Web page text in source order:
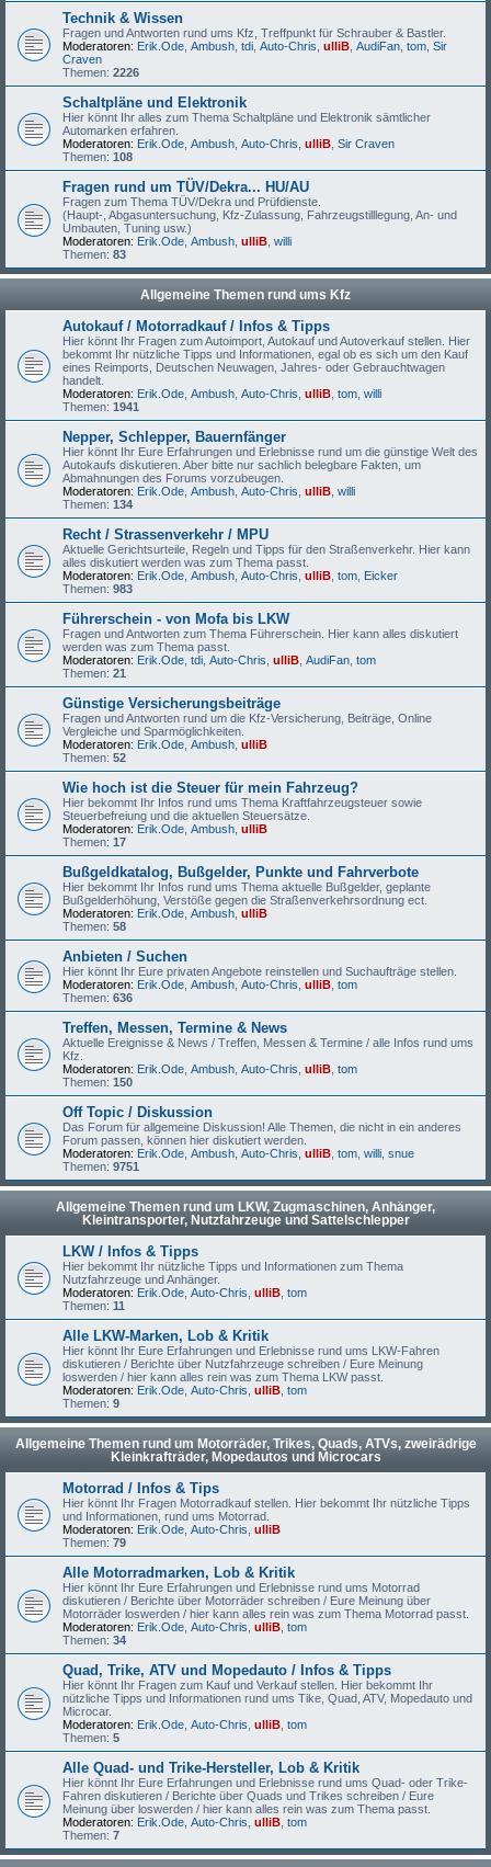
Technik & Wissen
Fragen und Antworten rund ums Kfz, Treffpunkt für Schrauber & Bastler.
Moderatoren: Erik.Ode Ambush tdi Auto-Chris ulliB AudiFan tom Sir
Craven
Themen: 2226
Schaltpläne und Elektronik
Hier könnt Ihr alles zum Thema Schaltpläne und Elektronik sämtlicher
Automarken erfahren.
Moderatoren: Erik.Ode Ambush Auto-Chris ulliB Sir Craven
Themen: 108
Fragen rund um TÜV/Dekra... HU/AU
Fragen zum Thema TÜV/Dekra und Prüfdienste.
(Haupt-, Abgasuntersuchung, Kfz-Zulassung, Fahrzeugstilllegung, An- und
Umbauten, Tuning usw.)
Moderatoren: Erik.Ode Ambush ulliB willi
Themen: 83
Allgemeine Themen rund ums Kfz
Autokauf / Motorradkauf / Infos & Tipps
Hier könnt Ihr Fragen zum Autoimport, Autokauf und Autoverkauf stellen. Hier
bekommt Ihr nützliche Tipps und Informationen, egal ob es sich um den Kauf
eines Reimports, Deutschen Neuwagen, Jahres- oder Gebrauchtwagen
handelt.
Moderatoren: Erik.Ode Ambush Auto-Chris ulliB tom willi
Themen: 1941
Nepper, Schlepper, Bauernfänger
Hier könnt Ihr Eure Erfahrungen und Erlebnisse rund um die günstige Welt des
Autokaufs diskutieren. Aber bitte nur sachlich belegbare Fakten, um
Abmahnungen des Forums vorzubeugen.
Moderatoren: Erik.Ode Ambush Auto-Chris ulliB willi
Themen: 134
Recht / Strassenverkehr / MPU
Aktuelle Gerichtsurteile, Regeln und Tipps für den Straßenverkehr. Hier kann
alles diskutiert werden was zum Thema passt.
Moderatoren: Erik.Ode Ambush Auto-Chris ulliB tom Eicker
Themen: 983
Führerschein - von Mofa bis LKW
Fragen und Antworten zum Thema Führerschein. Hier kann alles diskutiert
werden was zum Thema passt.
Moderatoren: Erik.Ode tdi Auto-Chris ulliB AudiFan tom
Themen: 21
Günstige Versicherungsbeiträge
Fragen und Antworten rund um die Kfz-Versicherung, Beiträge, Online
Vergleiche und Sparmöglichkeiten.
Moderatoren: Erik.Ode Ambush ulliB
Themen: 52
Wie hoch ist die Steuer für mein Fahrzeug?
Hier bekommt Ihr Infos rund ums Thema Kraftfahrzeugsteuer sowie
Steuerbefreiung und die aktuellen Steuersätze.
Moderatoren: Erik.Ode Ambush ulliB
Themen: 17
Bußgeldkatalog, Bußgelder, Punkte und Fahrverbote
Hier bekommt Ihr Infos rund ums Thema aktuelle Bußgelder, geplante
Bußgelderhöhung, Verstöße gegen die Straßenverkehrsordnung ect.
Moderatoren: Erik.Ode Ambush ulliB
Themen: 58
Anbieten / Suchen
Hier könnt Ihr Eure privaten Angebote reinstellen und Suchaufträge stellen.
Moderatoren: Erik.Ode Ambush Auto-Chris ulliB tom
Themen: 636
Treffen, Messen, Termine & News
Aktuelle Ereignisse & News / Treffen, Messen & Termine / alle Infos rund ums
Kfz.
Moderatoren: Erik.Ode Ambush Auto-Chris ulliB tom
Themen: 150
Off Topic / Diskussion
Das Forum für allgemeine Diskussion! Alle Themen, die nicht in ein anderes
Forum passen, können hier diskutiert werden.
Moderatoren: Erik.Ode Ambush Auto-Chris ulliB tom willi snue
Themen: 9751
Allgemeine Themen rund um LKW, Zugmaschinen, Anhänger,
Kleintransporter, Nutzfahrzeuge und Sattelschlepper
LKW / Infos & Tipps
Hier bekommt Ihr nützliche Tipps und Informationen zum Thema
Nutzfahrzeuge und Anhänger.
Moderatoren: Erik.Ode Auto-Chris ulliB tom
Themen: 11
Alle LKW-Marken, Lob & Kritik
Hier könnt Ihr Eure Erfahrungen und Erlebnisse rund ums LKW-Fahren
diskutieren / Berichte über Nutzfahrzeuge schreiben / Eure Meinung
loswerden / hier kann alles rein was zum Thema LKW passt.
Moderatoren: Erik.Ode Auto-Chris ulliB tom
Themen: 9
Allgemeine Themen rund um Motorräder, Trikes, Quads, ATVs, zweirädrige
Kleinkrafträder, Mopedautos und Microcars
Motorrad / Infos & Tips
Hier könnt Ihr Fragen Motorradkauf stellen. Hier bekommt Ihr nützliche Tipps
und Informationen, rund ums Motorrad.
Moderatoren: Erik.Ode Auto-Chris ulliB
Themen: 79
Alle Motorradmarken, Lob & Kritik
Hier könnt Ihr Eure Erfahrungen und Erlebnisse rund ums Motorrad
diskutieren / Berichte über Motorräder schreiben / Eure Meinung über
Motorräder loswerden / hier kann alles rein was zum Thema Motorrad passt.
Moderatoren: Erik.Ode Auto-Chris ulliB tom
Themen: 34
Quad, Trike, ATV und Mopedauto / Infos & Tipps
Hier könnt Ihr Fragen zum Kauf und Verkauf stellen. Hier bekommt Ihr
nützliche Tipps und Informationen rund ums Tike, Quad, ATV, Mopedauto und
Microcar.
Moderatoren: Erik.Ode Auto-Chris ulliB tom
Themen: 5
Alle Quad- und Trike-Hersteller, Lob & Kritik
Hier könnt Ihr Eure Erfahrungen und Erlebnisse rund ums Quad- oder Trike-
Fahren diskutieren / Berichte über Quads und Trikes schreiben / Eure
Meinung über loswerden / hier kann alles rein was zum Thema passt.
Moderatoren: Erik.Ode Auto-Chris ulliB tom
Themen: 7